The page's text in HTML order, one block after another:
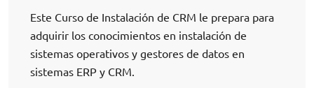
Este Curso de Instalación de CRM le prepara para
adquirir los conocimientos en instalación de
sistemas operativos y gestores de datos en
sistemas ERP y CRM.